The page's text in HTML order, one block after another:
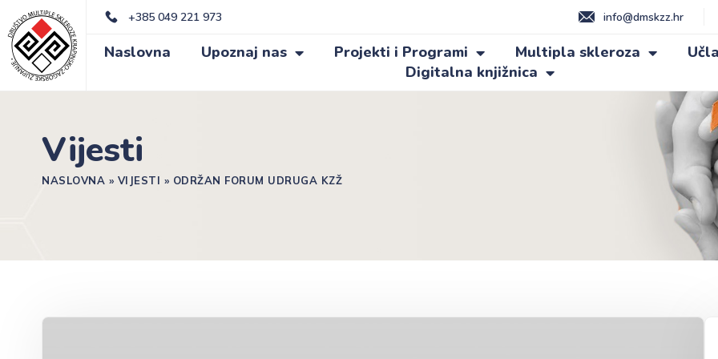
+385 049 221 973 info@dmskzz.hr
Naslovna Upoznaj nas Projekti i Programi Multipla skleroza
Digitalna knjižnica
Vijesti
NASLOVNA » VIJESTI » ODRŽAN FORUM UDRUGA KZŽ